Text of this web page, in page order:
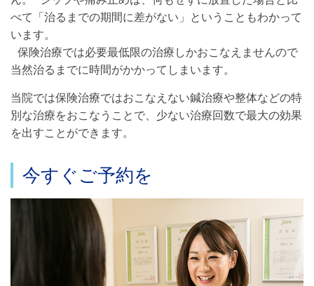
べて「治るまでの期間に差がない」ということもわかって
います。
保険治療では必要最低限の治療しかおこなえませんので
当然治るまでに時間がかかってしまいます。
当院では保険治療ではおこなえない鍼治療や整体などの特
別な治療をおこなうことで、少ない治療回数で最大の効果
を出すことができます。
今すぐご予約を